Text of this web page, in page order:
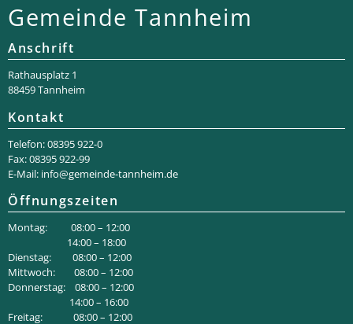
Gemeinde Tannheim
Anschrift
Rathaus­platz 1
88459 Tannheim
Kontakt
Telefon: 08395 922-0
Fax: 08395 922-99
E-Mail: info@gemeinde-tannheim.de
Öffnungszeiten
Montag: 08:00 – 12:00
14:00 – 18:00
Dienstag: 08:00 – 12:00
Mittwoch: 08:00 – 12:00
Donnerstag: 08:00 – 12:00
14:00 – 16:00
Freitag: 08:00 – 12:00